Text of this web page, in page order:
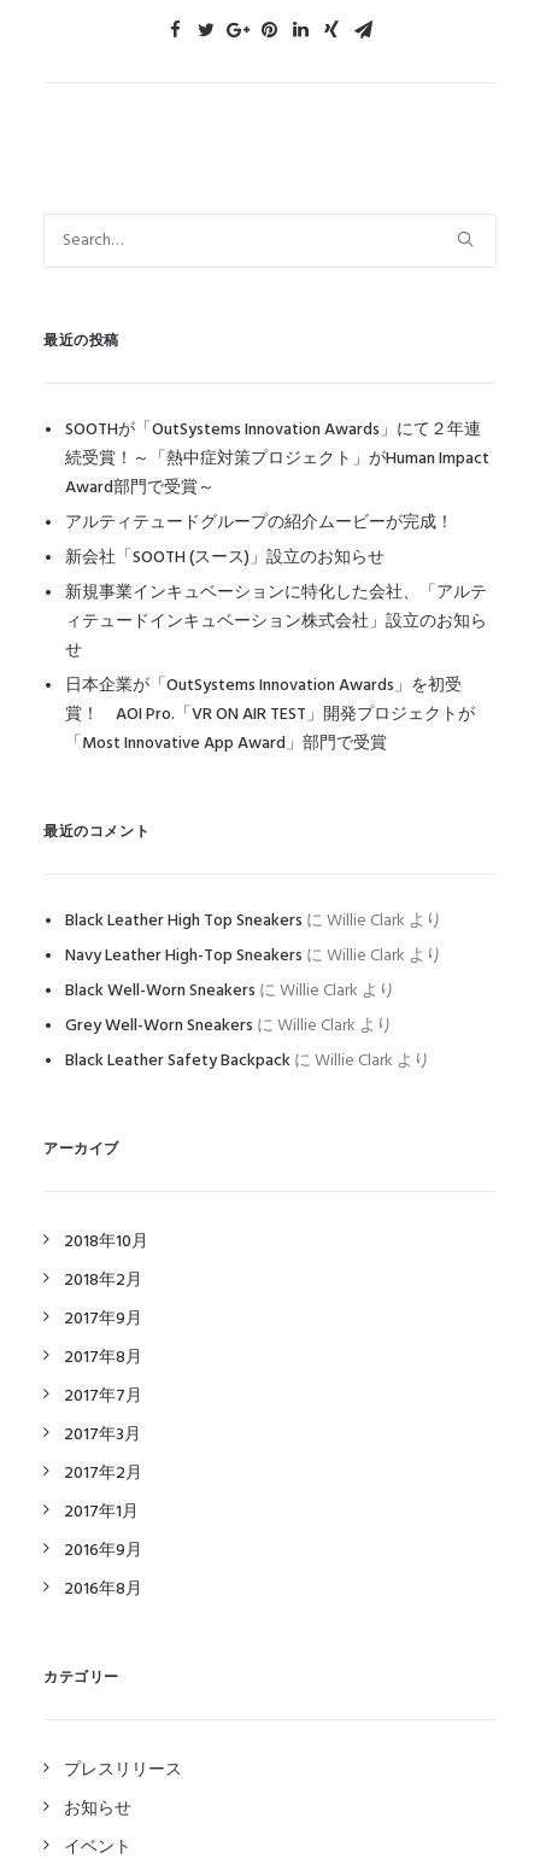
最近の投稿
SOOTHが「OutSystems Innovation Awards」にて２年連
続受賞！～「熱中症対策プロジェクト」がHuman Impact
Award部門で受賞～
アルティテュードグループの紹介ムービーが完成！
新会社「SOOTH (スース)」設立のお知らせ
新規事業インキュベーションに特化した会社、「アルテ
ィテュードインキュベーション株式会社」設立のお知ら
せ
日本企業が「OutSystems Innovation Awards」を初受
賞！ AOI Pro.「VR ON AIR TEST」開発プロジェクトが
「Most Innovative App Award」部門で受賞
最近のコメント
Black Leather High Top Sneakers にWillie Clark より
Navy Leather High-Top Sneakers にWillie Clark より
Black Well-Worn Sneakers にWillie Clark より
Grey Well-Worn Sneakers にWillie Clark より
Black Leather Safety BackpackにWillie Clark より
アーカイブ
2018年10月
2018年2月
2017年9月
2017年8月
2017年7月
2017年3月
2017年2月
2017年1月
2016年9月
2016年8月
カテゴリー
プレスリリース
お知らせ
イベント